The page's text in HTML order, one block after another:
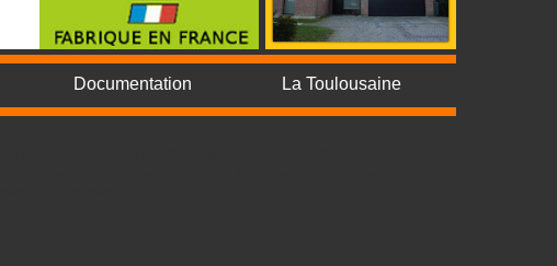
Documentation La Toulousaine